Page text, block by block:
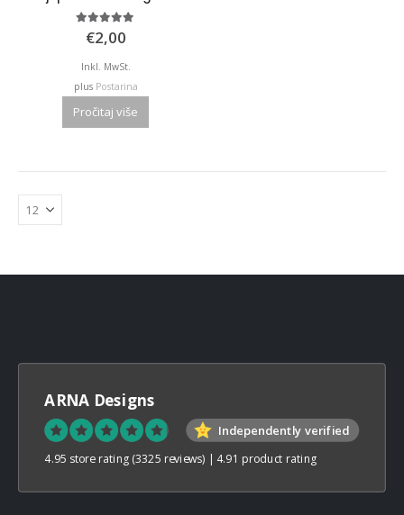
5.00 out of 5
€2,00
Inkl. MwSt.
plus Postarina
Pročitaj više
ARNA Designs
Independently verified
4.95 store rating (3325 reviews) | 4.91 product rating